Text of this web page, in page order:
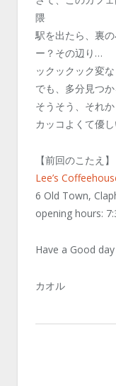
隈
駅を出たら、裏
ー？その辺り…
ックックック変な
でも、多分見つか
そうそう、それ
カッコよくて優
【前回のこたえ】
Lee’s
6 Old Town,
opening hours:
Have a Good day
カオル